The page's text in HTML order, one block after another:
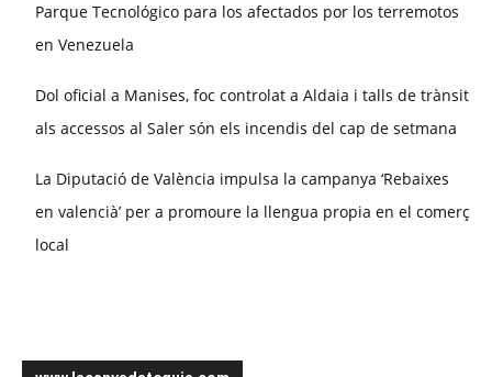
Parque Tecnológico para los afectados por los terremotos
en Venezuela
Dol oficial a Manises, foc controlat a Aldaia i talls de trànsit
als accessos al Saler són els incendis del cap de setmana
La Diputació de València impulsa la campanya ‘Rebaixes
en valencià’ per a promoure la llengua propia en el comerç
local